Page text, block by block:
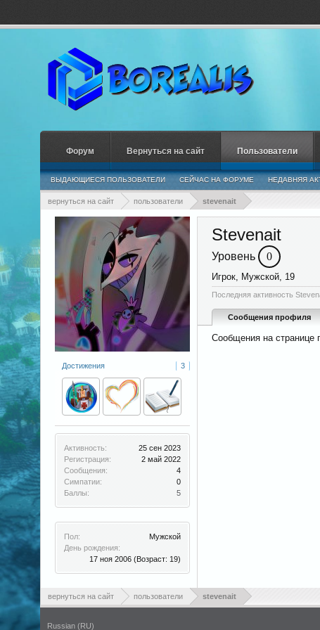
вернуться на сайт пользователи stevenait
Достижения 3
Активность:
25 сен 2023
Регистрация:
2 май 2022
Сообщения:
4
Симпатии:
0
Баллы:
5
Пол:
Мужской
День рождения:
17 ноя 2006 (Возраст: 19)
Stevenait
Уровень 0
Игрок, Мужской, 19
Последняя активность
Сообщения профиля
Сообщения на странице
вернуться на сайт пользователи stevenait
Форум Вернуться на сайт Пользователи
ВЫДАЮЩИЕСЯ ПОЛЬЗОВАТЕЛИ СЕЙЧАС НА ФОРУМЕ НЕДАВНЯЯ
Russian (RU)